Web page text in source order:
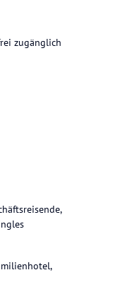
zugänglich